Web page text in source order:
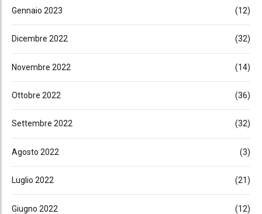
Gennaio 2023 (12)
Dicembre 2022 (32)
Novembre 2022 (14)
Ottobre 2022 (36)
Settembre 2022 (32)
Agosto 2022 (3)
Luglio 2022 (21)
Giugno 2022 (12)